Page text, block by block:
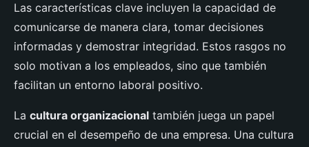
Las características clave incluyen la capacidad de
comunicarse de manera clara, tomar decisiones
informadas y demostrar integridad. Estos rasgos no
solo motivan a los empleados, sino que también
facilitan un entorno laboral positivo.
La cultura organizacional también juega un papel
crucial en el desempeño de una empresa. Una cultura